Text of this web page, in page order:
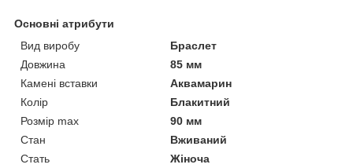
Основні атрибути
Вид виробу
Браслет
Довжина
85 мм
Камені вставки
Аквамарин
Колір
Блакитний
Розмір max
90 мм
Стан
Вживаний
Стать
Жіноча